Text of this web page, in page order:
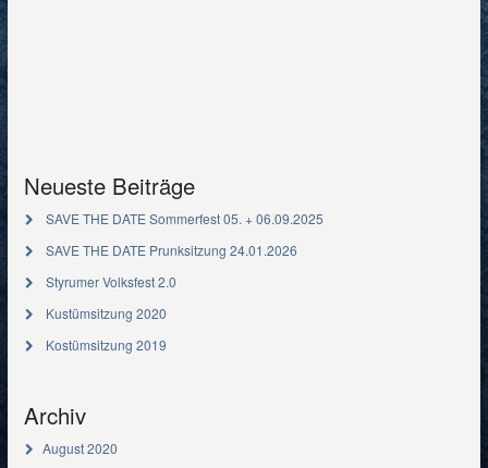
Neueste Beiträge
SAVE THE DATE Sommerfest 05. + 06.09.2025
SAVE THE DATE Prunksitzung 24.01.2026
Styrumer Volksfest 2.0
Kustümsitzung 2020
Kostümsitzung 2019
Archiv
August 2020